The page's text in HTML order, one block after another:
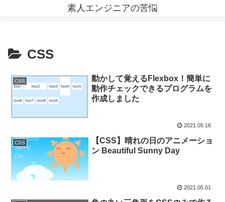
素人エンジニアの苦悩
CSS
CSS
動かして覚えるFlexbox！簡単に
動作チェックできるプログラムを
作成しました
2021.05.16
CSS
【CSS】晴れの日のアニメーショ
ン Beautiful Sunny Day
2021.05.01